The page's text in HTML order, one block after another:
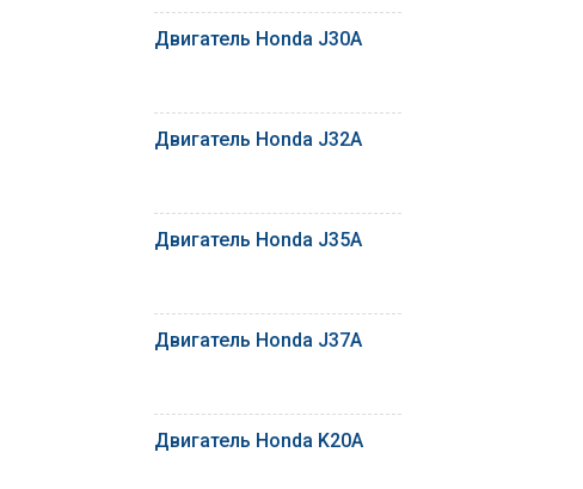
Двигатель Honda J30A
Двигатель Honda J32A
Двигатель Honda J35A
Двигатель Honda J37A
Двигатель Honda K20A